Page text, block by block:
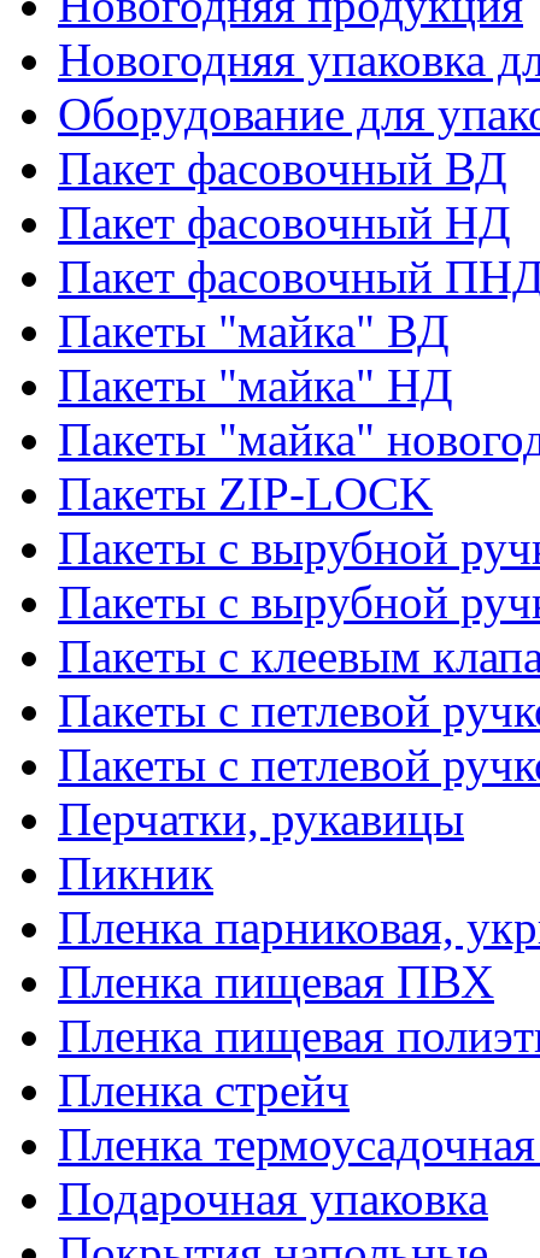
Новогодняя упаковка
Оборудование для
Пакет фасовочный ВД
Пакет фасовочный НД
Пакет фасовочный
Пакеты "майка" ВД
Пакеты "майка" НД
Пакеты "майка"
Пакеты ZIP-LOCK
Пакеты с вырубной
Пакеты с вырубной
Пакеты с клеевым
Пакеты с петлевой
Пакеты с петлевой
Перчатки, рукавицы
Пикник
Пленка парниковая,
Пленка пищевая ПВХ
Пленка пищевая
Пленка стрейч
Пленка
Подарочная упаковка